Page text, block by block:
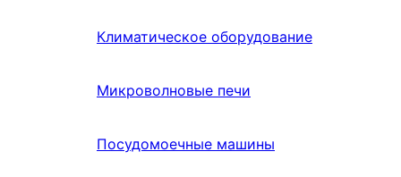
Климатическое оборудование
Микроволновые печи
Посудомоечные машины